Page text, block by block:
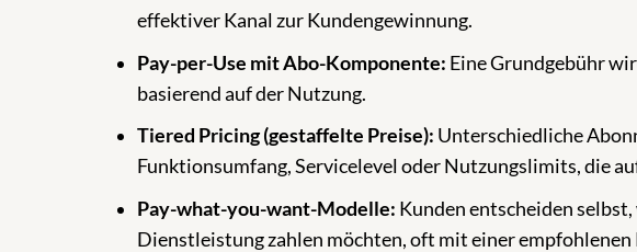
effektiver Kanal zur Kundengewinnung.
Pay-per-Use mit Abo-Komponente: Eine Grundgebühr
basierend auf der Nutzung.
Tiered Pricing (gestaffelte Preise): Unterschiedliche
Funktionsumfang, Servicelevel oder Nutzungslimits, die
Pay-what-you-want-Modelle: Kunden entscheiden
Dienstleistung zahlen möchten, oft mit einer empfohlenen